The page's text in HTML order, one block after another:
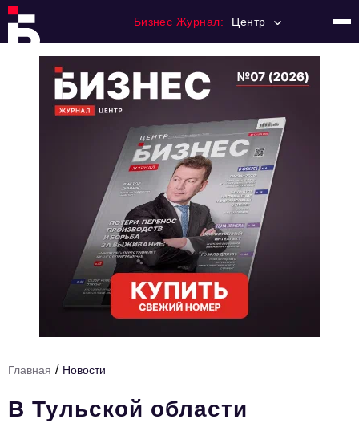
Бизнес Журнал: Центр
Регулирование
Премия "Тульский Бизнес"
История тульского предпринимательства
Тема номера
Главная / Новости
В Тульской области